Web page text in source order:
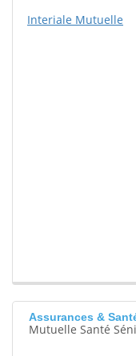
Interiale Mutuelle
Assurances &
Mutuelle Santé